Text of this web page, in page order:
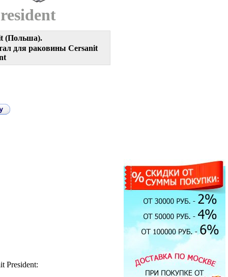
(Польша).
для раковины Cersanit
President:
Душевая кабина Timo T-1190
90x90см